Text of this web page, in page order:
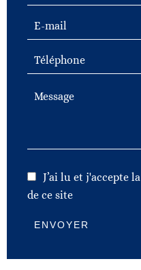
J’ai lu et j'accepte la
de ce site
ENVOYER